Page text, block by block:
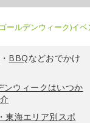
ールデンウィーク)イ
・ BBQなどおでかけ
ンウィークはいつか
東海エリア別スポ